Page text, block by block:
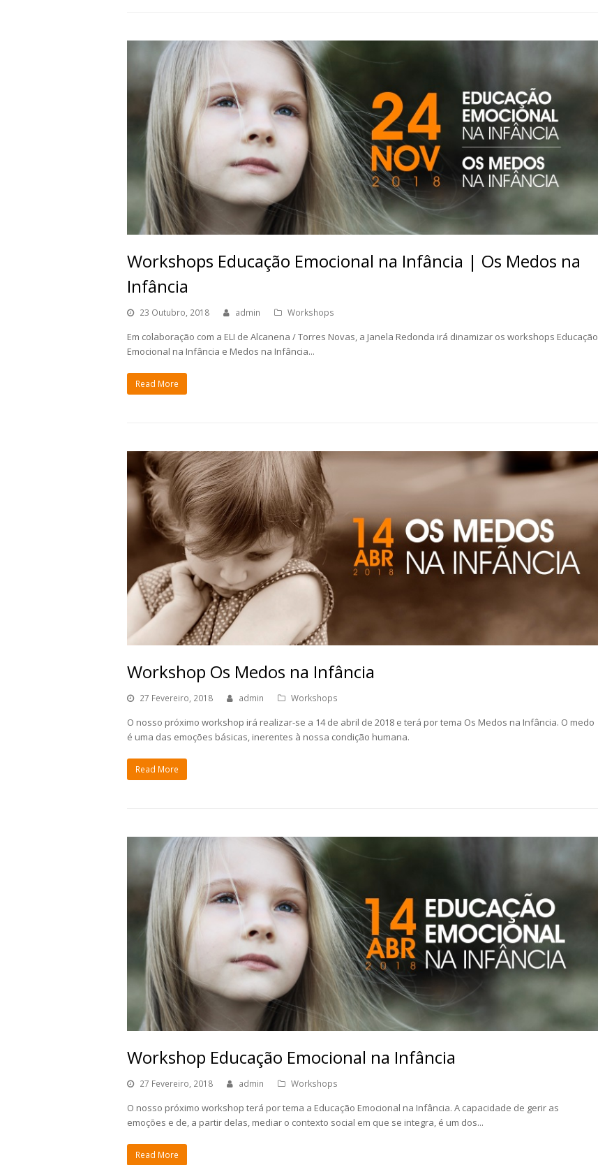
Workshops Educação Emocional na Infância | Os Medos na
Infância
23 Outubro, 2018 admin Workshops
Em colaboração com a ELI de Alcanena / Torres Novas, a Janela Redonda irá dinamizar os workshops Educação
Emocional na Infância e Medos na Infância...
Read More
Workshop Os Medos na Infância
27 Fevereiro, 2018 admin Workshops
O nosso próximo workshop irá realizar-se a 14 de abril de 2018 e terá por tema Os Medos na Infância. O medo
é uma das emoções básicas, inerentes à nossa condição humana.
Read More
Workshop Educação Emocional na Infância
27 Fevereiro, 2018 admin Workshops
O nosso próximo workshop terá por tema a Educação Emocional na Infância. A capacidade de gerir as
emoções e de, a partir delas, mediar o contexto social em que se integra, é um dos...
Read More